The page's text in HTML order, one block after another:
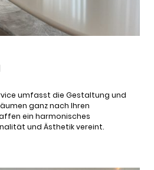
umfasst die Gestaltung und
ganz nach Ihren
ein harmonisches
und Ästhetik vereint.